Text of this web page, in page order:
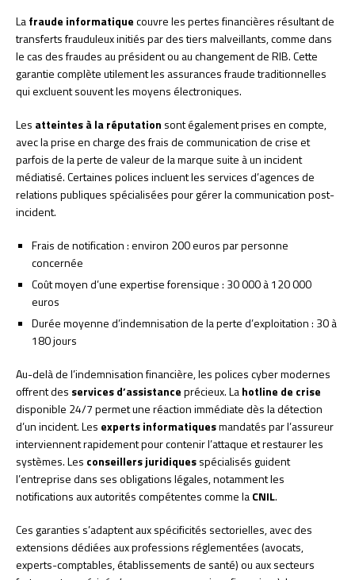
Lafraude informatiquecouvre les pertes financières résultant de
transferts frauduleux initiés par des tiers malveillants, comme dans
le cas des fraudes au président ou au changement de RIB. Cette
garantie complète utilement les assurances fraude traditionnelles
qui excluent souvent les moyens électroniques.
Les atteintes à la réputation sont également prises en compte,
avec la prise en charge des frais de communication de crise et
parfois de la perte de valeur de la marque suite à un incident
médiatisé. Certaines polices incluent les services d’agences de
relations publiques spécialisées pour gérer la communication post-
incident.
Frais de notification : environ 200 euros par personne
concernée
Coût moyen d’une expertise forensique : 30 000 à 120 000
euros
Durée moyenne d’indemnisation de la perte d’exploitation : 30 à
180 jours
Au-delà de l’indemnisation financière, les polices cyber modernes
offrent des services d’assistanceprécieux. Lahotline de crise
disponible 24/7 permet une réaction immédiate dès la détection
d’un incident. Les experts informatiquesmandatés par l’assureur
interviennent rapidement pour contenir l’attaque et restaurer les
systèmes. Les conseillers juridiquesspécialisés guident
l’entreprise dans ses obligations légales, notamment les
notifications aux autorités compétentes comme laCNIL.
Ces garanties s’adaptent aux spécificités sectorielles, avec des
extensions dédiées aux professions réglementées (avocats,
experts-comptables, établissements de santé) ou aux secteurs